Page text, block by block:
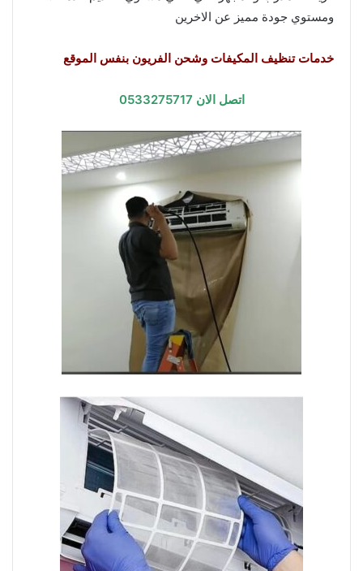
ومستوي جودة مميز عن الاخرين
خدمات تنظيف المكيفات وشحن الفريون بنفس الموقع
اتصل الان 0533275717